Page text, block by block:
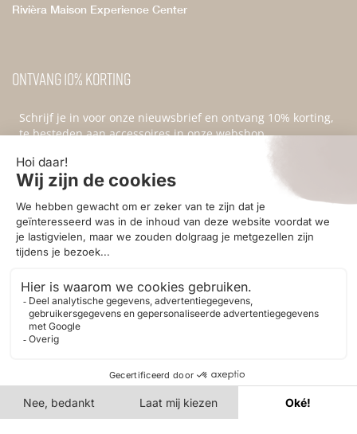
Rivièra Maison Experience Center
Ontvang 10% korting
Schrijf je in voor onze nieuwsbrief en ontvang 10% korting,
te besteden aan accessoires in onze webshop.
Ik ga akkoord met deprivacyvoorwaarden.